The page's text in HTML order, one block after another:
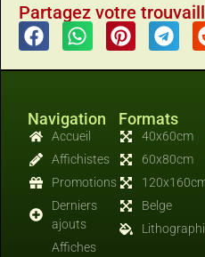
Partagez votre
Navigation
Accueil
Affichistes
Promotions
Derniers
ajouts
Affiches
Formats
40x60cm
60x80cm
Belge